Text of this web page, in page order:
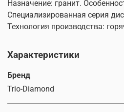
Назначение: гранит.
Специализированная серия
Технология производства:
Характеристики
Бренд
Trio-Diamond